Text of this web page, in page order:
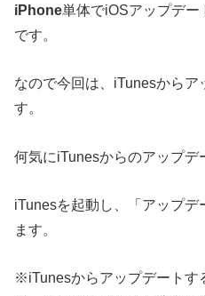
iPhone単体でiOSアップデ
です。
なので今回は、iTunesからア
す。
何気にiTunesからのアップデ
iTunesを起動し、「アップデ
ます。
※iTunesからアップデートす